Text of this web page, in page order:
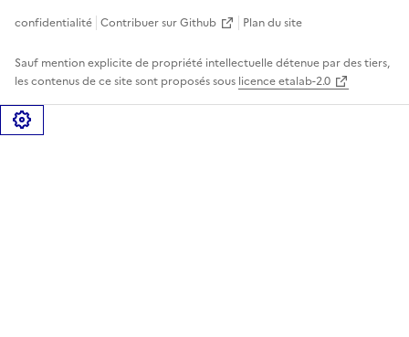
confidentialité Contribuer sur Github Plan du site
Sauf mention explicite de propriété intellectuelle détenue par des tiers,
les contenus de ce site sont proposés sous licence etalab-2.0
Gérer les cookies